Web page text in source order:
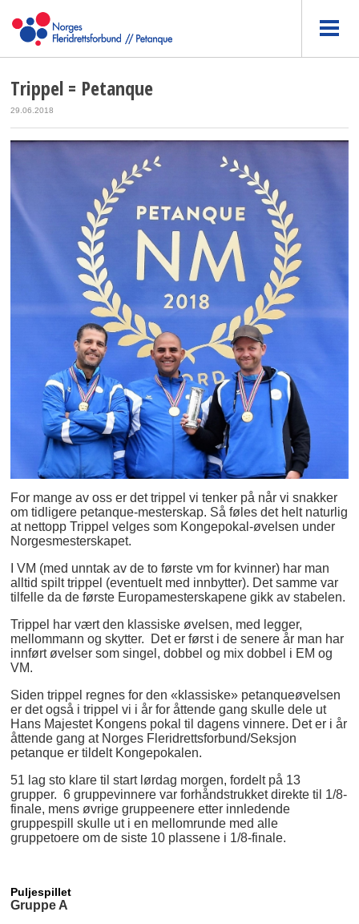
Trippel = Petanque
29.06.2018
For mange av oss er det trippel vi tenker på når vi snakker
om tidligere petanque-mesterskap. Så føles det helt naturlig
at nettopp Trippel velges som Kongepokal-øvelsen under
Norgesmesterskapet.
I VM (med unntak av de to første vm for kvinner) har man
alltid spilt trippel (eventuelt med innbytter). Det samme var
tilfelle da de første Europamesterskapene gikk av stabelen.
Trippel har vært den klassiske øvelsen, med legger,
mellommann og skytter. Det er først i de senere år man har
innført øvelser som singel, dobbel og mix dobbel i EM og
VM.
Siden trippel regnes for den «klassiske» petanqueøvelsen
er det også i trippel vi i år for åttende gang skulle dele ut
Hans Majestet Kongens pokal til dagens vinnere. Det er i år
åttende gang at Norges Fleridrettsforbund/Seksjon
petanque er tildelt Kongepokalen.
51 lag sto klare til start lørdag morgen, fordelt på 13
grupper. 6 gruppevinnere var forhåndstrukket direkte til 1/8-
finale, mens øvrige gruppeenere etter innledende
gruppespill skulle ut i en mellomrunde med alle
gruppetoere om de siste 10 plassene i 1/8-finale.
Puljespillet
Gruppe A